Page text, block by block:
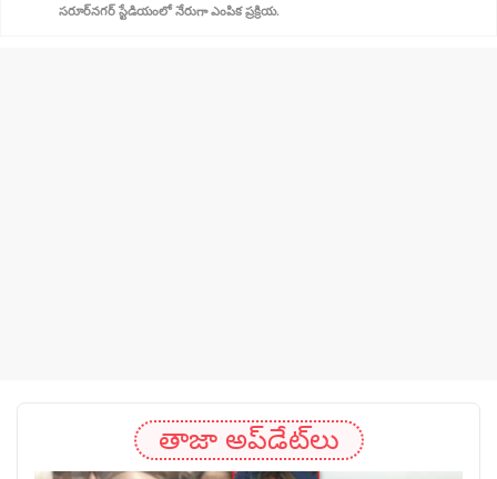
సరూర్‌నగర్ స్టేడియంలో నేరుగా ఎంపిక ప్రక్రియ.
తాజా అప్‌డేట్‌లు